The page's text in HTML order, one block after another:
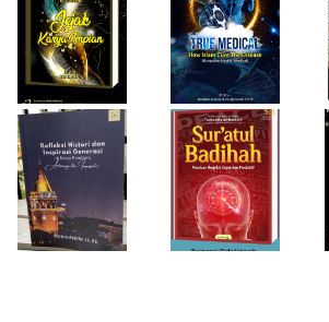
dan Inspirasi
Generasi di Masa
Pandemi
“Achieving the
Impossible”
Sur'atul Badihah,
Panduan Berpikir
Cepat dan
Produktif